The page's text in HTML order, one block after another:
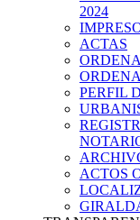
2024
ACTAS
PERFIL
ACTOS